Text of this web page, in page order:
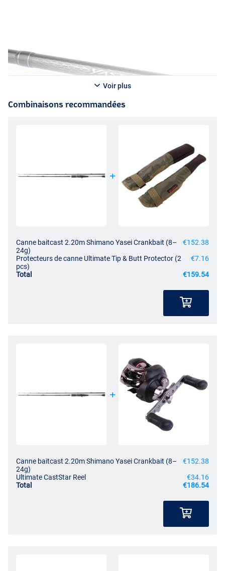
Voir plus
Combinaisons recommandées
Canne baitcast 2.20m Shimano Yasei Crankbait (8–
24g)
€152.38
Protecteurs de canne Ultimate Tip & Butt Protector (2
pcs)
€7.16
Total
€159.54
Canne baitcast 2.20m Shimano Yasei Crankbait (8–
24g)
€152.38
Ultimate CastStar Reel
€34.16
Total
€186.54